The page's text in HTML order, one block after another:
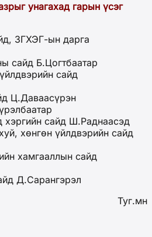
унагахад гарын үсэг
ЗГХЭГ-ын дарга
сайд Б.Цогтбаатар
сайд
Ц.Даваасүрэн
хэргийн сайд Ш.Раднаасэд
хөнгөн үйлдвэрийн сайд
хамгааллын сайд
Д.Сарангэрэл
Туг.мн